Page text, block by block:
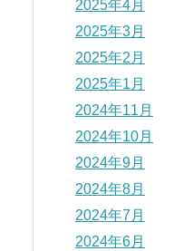
2025年4月
2025年3月
2025年2月
2025年1月
2024年11月
2024年10月
2024年9月
2024年8月
2024年7月
2024年6月